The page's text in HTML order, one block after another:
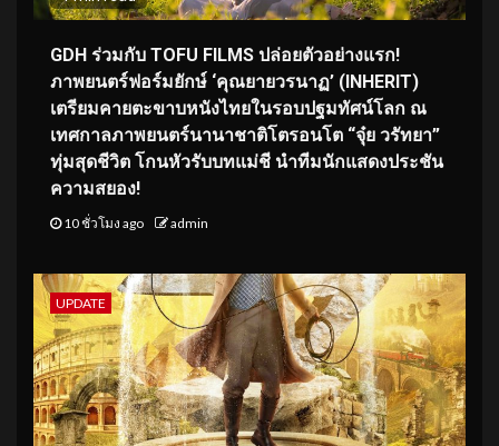
GDH ร่วมกับ TOFU FILMS ปล่อยตัวอย่างแรก!
ภาพยนตร์ฟอร์มยักษ์ ‘คุณยายวรนาฏ’ (INHERIT)
เตรียมคายตะขาบหนังไทยในรอบปฐมทัศน์โลก ณ
เทศกาลภาพยนตร์นานาชาติโตรอนโต “จุ๋ย วรัทยา”
ทุ่มสุดชีวิต โกนหัวรับบทแม่ชี นำทีมนักแสดงประชัน
ความสยอง!
10 ชั่วโมง ago admin
UPDATE